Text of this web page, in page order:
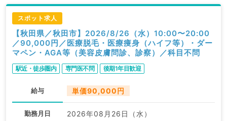
スポット求人
【秋田県／秋田市】2026/8/26（水）10:00〜20:00
／90,000円／医療脱毛・医療痩身（ハイフ等）・ダー
マペン・AGA等（美容皮膚問診、診察）／科目不問
駅近・徒歩圏内 専門医不問 後期1年目歓迎
給与 単価90,000円
勤務月日 2026年08月26日（水）